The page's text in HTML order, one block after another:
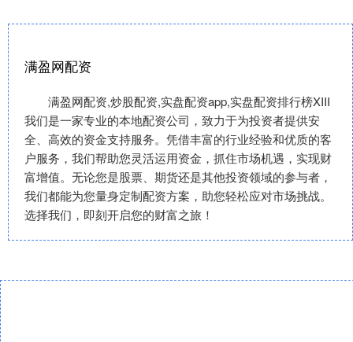
满盈网配资
满盈网配资,炒股配资,实盘配资app,实盘配资排行榜XIII‌
我们是一家专业的本地配资公司，致力于为投资者提供安
全、高效的资金支持服务。凭借丰富的行业经验和优质的客
户服务，我们帮助您灵活运用资金，抓住市场机遇，实现财
富增值。无论您是股票、期货还是其他投资领域的参与者，
我们都能为您量身定制配资方案，助您轻松应对市场挑战。
选择我们，即刻开启您的财富之旅！